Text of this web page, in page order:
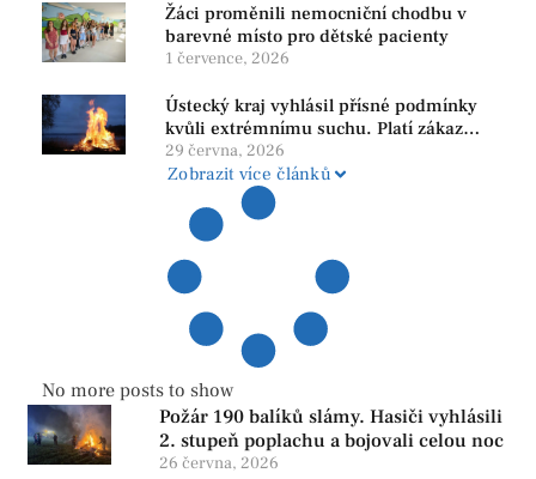
Žáci proměnili nemocniční chodbu v
barevné místo pro dětské pacienty
1 července, 2026
Ústecký kraj vyhlásil přísné podmínky
kvůli extrémnímu suchu. Platí zákaz
ohňů i pyrotechniky
29 června, 2026
Zobrazit více článků
No more posts to show
Požár 190 balíků slámy. Hasiči vyhlásili
2. stupeň poplachu a bojovali celou noc
26 června, 2026